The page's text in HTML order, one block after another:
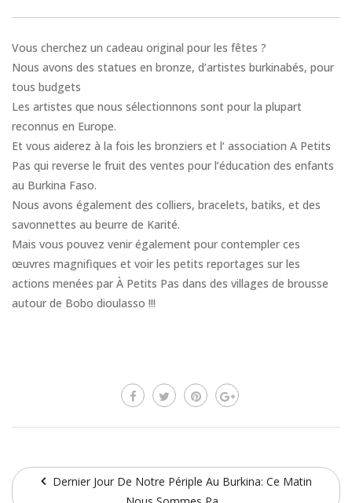
Vous cherchez un cadeau original pour les fêtes ?
Nous avons des statues en bronze, d’artistes burkinabés, pour
tous budgets
Les artistes que nous sélectionnons sont pour la plupart
reconnus en Europe.
Et vous aiderez à la fois les bronziers et l‘ association A Petits
Pas qui reverse le fruit des ventes pour l’éducation des enfants
au Burkina Faso.
Nous avons également des colliers, bracelets, batiks, et des
savonnettes au beurre de Karité.
Mais vous pouvez venir également pour contempler ces
œuvres magnifiques et voir les petits reportages sur les
actions menées par À Petits Pas dans des villages de brousse
autour de Bobo dioulasso !!!
Dernier Jour De Notre Périple Au Burkina: Ce Matin